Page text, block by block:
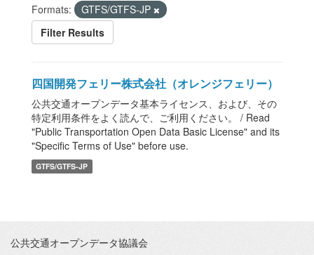
Formats:
GTFS/GTFS-JP
Filter Results
四国開発フェリー株式会社（オレンジフェリー）
公共交通オープンデータ基本ライセンス、および、その
特定利用条件をよく読んで、ご利用ください。 / Read
"Public Transportation Open Data Basic License" and its
"Specific Terms of Use" before use.
GTFS/GTFS-JP
公共交通オープンデータ協議会